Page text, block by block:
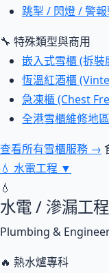
跳掣 / 閃燈 / 警報
🔧 特殊類型與商用
嵌入式雪櫃 (拆裝
恆溫紅酒櫃
急凍櫃 (Chest
全港雪櫃維修地
查看所有雪櫃服務 →
💧 水電工程 ▼
💧
水電 / 滲漏工程
Plumbing &
🔥 熱水爐專科